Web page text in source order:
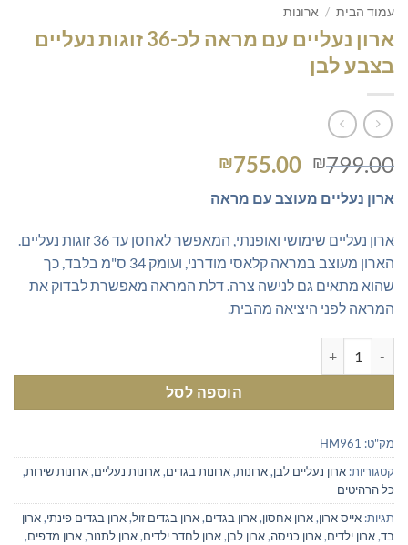
עמוד הבית / ארונות
ארון נעליים עם מראה לכ-36 זוגות נעליים
בצבע לבן
₪799.00
המחיר
היה:
₪755.00
הוא:
₪755.00.
ארון נעליים מעוצב עם מראה
ארון נעליים שימושי ואופנתי, המאפשר לאחסן עד 36 זוגות נעליים.
הארון מעוצב במראה קלאסי מודרני, ועומק 34 ס"מ בלבד, כך
שהוא מתאים גם לנישה צרה. דלת המראה מאפשרת לבדוק את
המראה לפני היציאה מהבית.
הוספה לסל
מק"ט: HM961
קטגוריות: ארון נעליים לבן,ארונות,ארונות בגדים,ארונות נעליים,ארונות שירות,
כל הרהיטים
תגיות: אייס ארון,ארון אחסון,ארון בגדים,ארון בגדים זול,ארון בגדים פינתי,ארון
בד,ארון ילדים,ארון כניסה,ארון לבן,ארון לחדר ילדים,ארון לתנור,ארון מדפים,